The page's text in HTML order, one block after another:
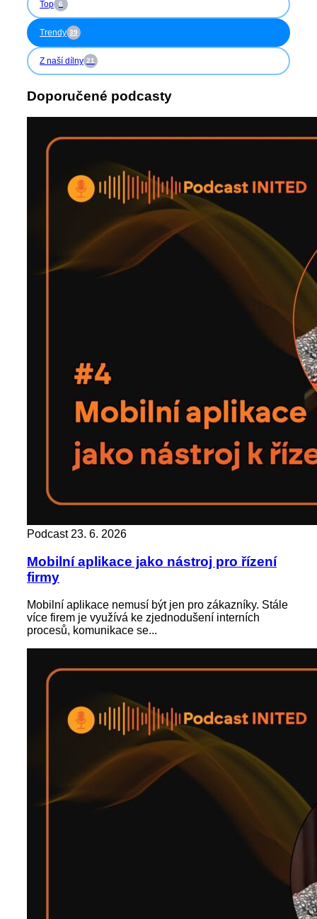
Top 6
Trendy 39
Z naší dílny 21
Doporučené podcasty
Podcast 23. 6. 2026
Mobilní aplikace jako nástroj pro řízení
firmy
Mobilní aplikace nemusí být jen pro zákazníky. Stále
více firem je využívá ke zjednodušení interních
procesů, komunikace se...